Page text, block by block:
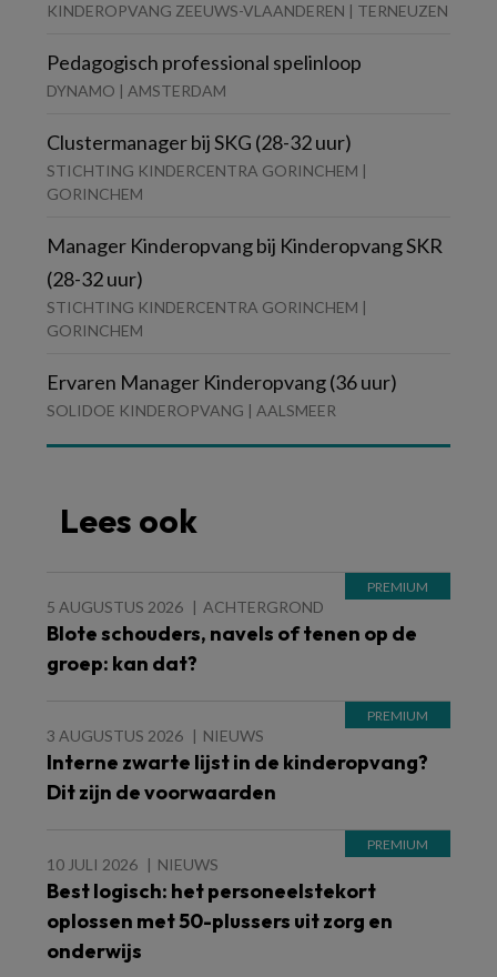
KINDEROPVANG ZEEUWS-VLAANDEREN | TERNEUZEN
Pedagogisch professional spelinloop
DYNAMO | AMSTERDAM
Clustermanager bij SKG (28-32 uur)
STICHTING KINDERCENTRA GORINCHEM |
GORINCHEM
Manager Kinderopvang bij Kinderopvang SKR
(28-32 uur)
STICHTING KINDERCENTRA GORINCHEM |
GORINCHEM
Ervaren Manager Kinderopvang (36 uur)
SOLIDOE KINDEROPVANG | AALSMEER
Lees ook
5 AUGUSTUS 2026 ACHTERGROND
Blote schouders, navels of tenen op de
groep: kan dat?
3 AUGUSTUS 2026 NIEUWS
Interne zwarte lijst in de kinderopvang?
Dit zijn de voorwaarden
10 JULI 2026 NIEUWS
Best logisch: het personeelstekort
oplossen met 50-plussers uit zorg en
onderwijs